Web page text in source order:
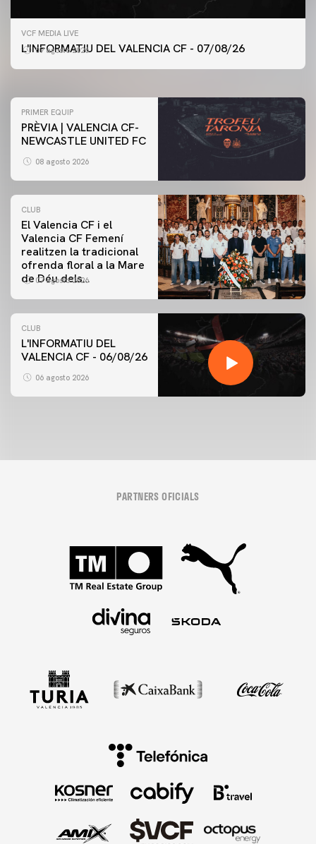
VCF MEDIA LIVE
L'INFORMATIU DEL VALENCIA CF - 07/08/26
07 agosto 2026
PRIMER EQUIP
ENTRENAMENT DEL VALENCIA CF 7/8/2026
PRIMER EQUIP
PRÈVIA | VALENCIA CF-
NEWCASTLE UNITED FC
08 agosto 2026
CLUB
El Valencia CF i el
Valencia CF Femení
realitzen la tradicional
ofrenda floral a la Mare
de Déu dels
07 agosto 2026
CLUB
L'INFORMATIU DEL
VALENCIA CF - 06/08/26
06 agosto 2026
PARTNERS OFICIALS